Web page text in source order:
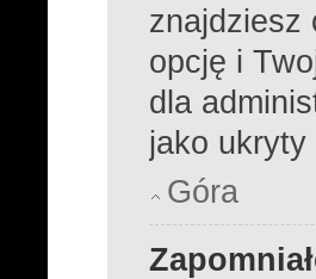
znajdziesz
opcję i
dla
jako ukryty
Góra